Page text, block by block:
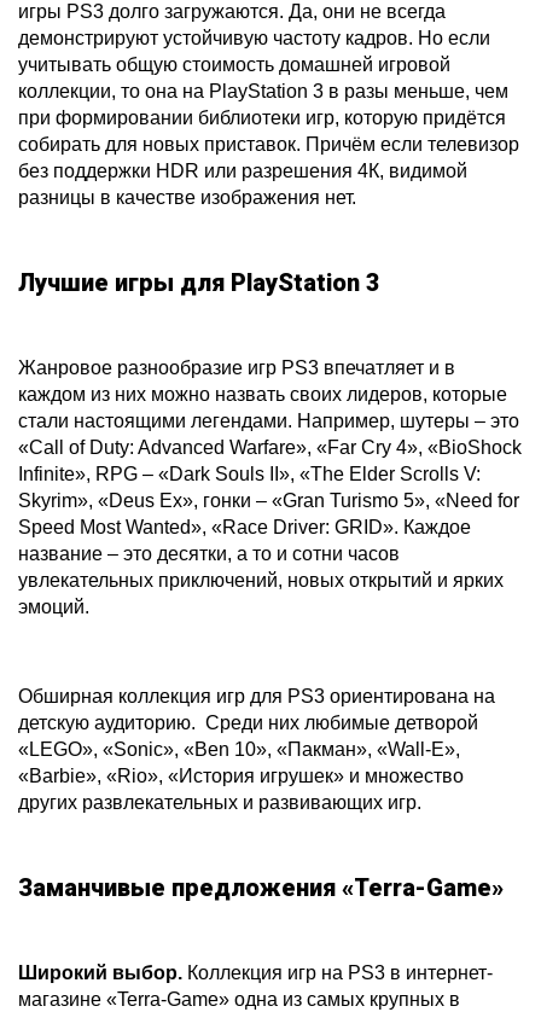
игры PS3 долго загружаются. Да, они не всегда
демонстрируют устойчивую частоту кадров. Но если
учитывать общую стоимость домашней игровой
коллекции, то она на PlayStation 3 в разы меньше, чем
при формировании библиотеки игр, которую придётся
собирать для новых приставок. Причём если телевизор
без поддержки HDR или разрешения 4К, видимой
разницы в качестве изображения нет.
Лучшие игры для PlayStation 3
Жанровое разнообразие игр PS3 впечатляет и в
каждом из них можно назвать своих лидеров, которые
стали настоящими легендами. Например, шутеры – это
«Call of Duty: Advanced Warfare», «Far Cry 4», «BioShock
Infinite», RPG – «Dark Souls II», «The Elder Scrolls V:
Skyrim», «Deus Ex», гонки – «Gran Turismo 5», «Need for
Speed Most Wanted», «Race Driver: GRID». Каждое
название – это десятки, а то и сотни часов
увлекательных приключений, новых открытий и ярких
эмоций.
Обширная коллекция игр для PS3 ориентирована на
детскую аудиторию. Среди них любимые детворой
«LEGO», «Sonic», «Ben 10», «Пакман», «Wall-E»,
«Barbie», «Rio», «История игрушек» и множество
других развлекательных и развивающих игр.
Заманчивые предложения «Terra-Game»
Широкий выбор. Коллекция игр на PS3 в интернет-
магазине «Terra-Game» одна из самых крупных в